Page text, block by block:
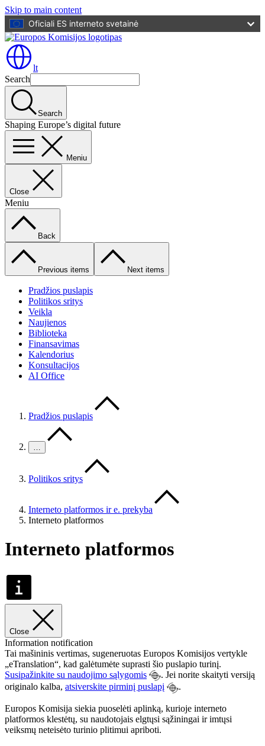
Skip to main content
Oficiali ES interneto svetainė
lt
Search
Search
Shaping Europe’s digital future
Meniu
Close
Meniu
Back
Previous items Next items
Pradžios puslapis
Politikos sritys
Veikla
Naujienos
Biblioteka
Finansavimas
Kalendorius
Konsultacijos
AI Office
Pradžios puslapis
…
Politikos sritys
Interneto platformos ir e. prekyba
Interneto platformos
Interneto platformos
Close
Information notification
Tai mašininis vertimas, sugeneruotas Europos Komisijos vertykle
„eTranslation“, kad galėtumėte suprasti šio puslapio turinį.
Susipažinkite su naudojimo sąlygomis
. Jei norite skaityti versiją
originalo kalba, atsiverskite pirminį puslapį .
Europos Komisija siekia puoselėti aplinką, kurioje interneto
platformos klestėtų, su naudotojais elgtųsi sąžiningai ir imtųsi
veiksmų neteisėto turinio plitimui apriboti.